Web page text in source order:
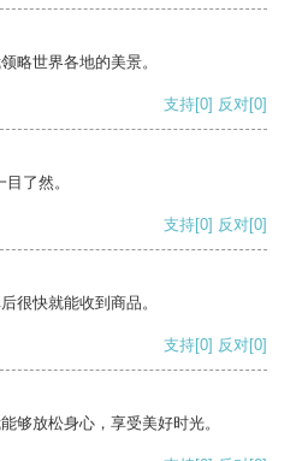
略世界各地的美景。
支持[0] 反对[0]
了然。
支持[0] 反对[0]
很快就能收到商品。
支持[0] 反对[0]
够放松身心，享受美好时光。